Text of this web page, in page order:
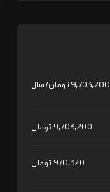
9,703,200 تومان/سال
9,703,200 تومان
970,320 تومان